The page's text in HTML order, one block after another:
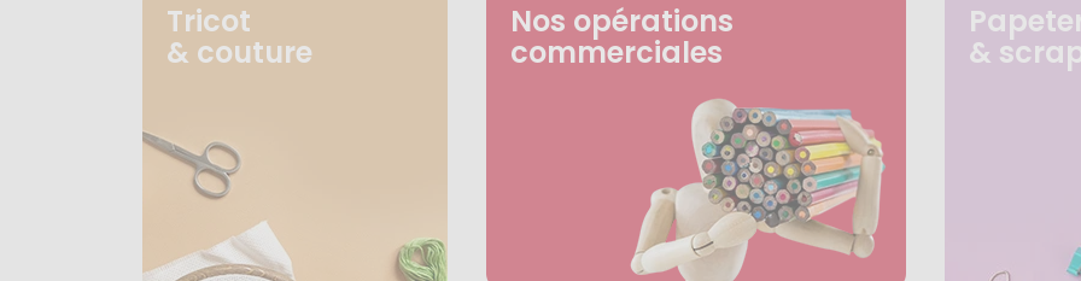
Tricot
& couture
Nos opérations
commerciales &